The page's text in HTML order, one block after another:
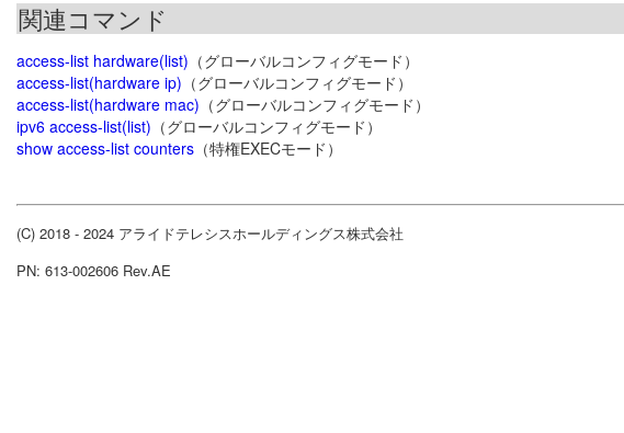
関連コマンド
access-list hardware(list) （グローバルコンフィグモード）
access-list(hardware ip) （グローバルコンフィグモード）
access-list(hardware mac) （グローバルコンフィグモード）
ipv6 access-list(list) （グローバルコンフィグモード）
show access-list counters （特権EXECモード）
(C) 2018 - 2024 アライドテレシスホールディングス株式会社
PN: 613-002606 Rev.AE